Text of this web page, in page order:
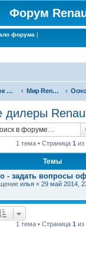
Форум
форума |
Список форумов Мир Renault
1 тема • Страница 1 из
Темы
- задать вопросы
илья « 29 май 2014,
1 тема • Страница 1 из